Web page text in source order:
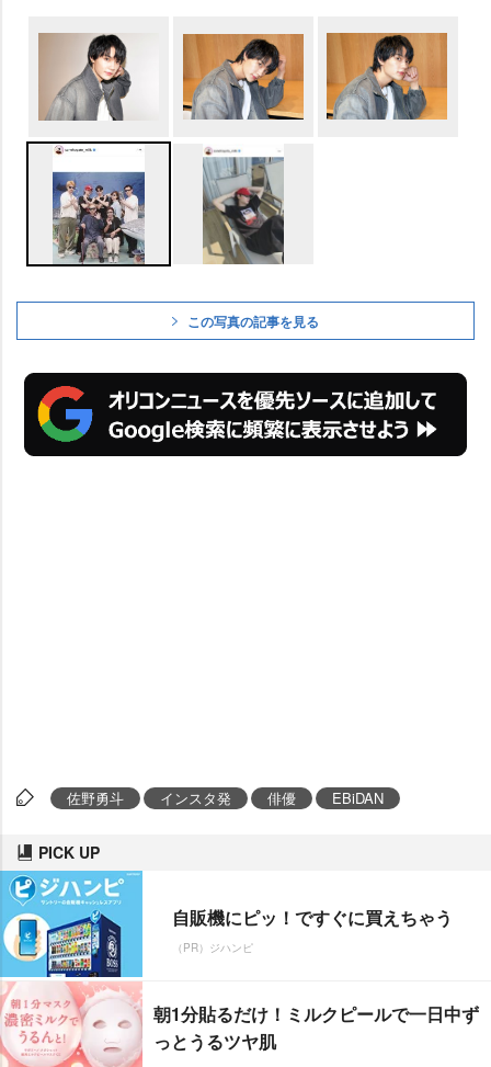
この写真の記事を見る
佐野勇斗 インスタ発 俳優 EBiDAN
PICK UP
自販機にピッ！ですぐに買えちゃう
（PR）ジハンピ
朝1分貼るだけ！ミルクピールで一日中ず
っとうるツヤ肌